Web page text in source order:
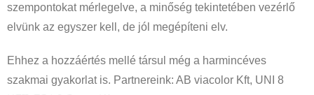
szempontokat mérlegelve, a minőség tekintetében vezérlő
elvünk az egyszer kell, de jól megépíteni elv.
Ehhez a hozzáértés mellé társul még a harmincéves
szakmai gyakorlat is. Partnereink: AB viacolor Kft, UNI 8